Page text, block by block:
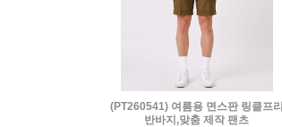
(PT260541) 여름용 면스판 링클프리
반바지,맞춤 제작 팬츠